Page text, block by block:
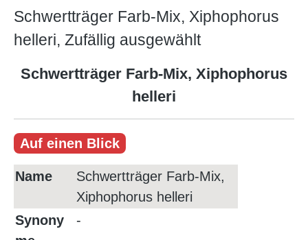
Schwertträger Farb-Mix, Xiphophorus
helleri, Zufällig ausgewählt
Schwertträger Farb-Mix, Xiphophorus
helleri
Auf einen Blick
Name
Schwertträger Farb-Mix,
Xiphophorus helleri
Synony
-